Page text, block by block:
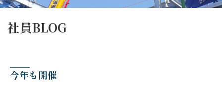
社員BLOG
今年も開催